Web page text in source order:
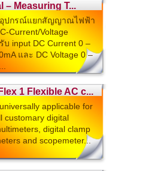
– Measuring T...
ปกรณ์แยกสัญญาณไฟฟ้า
Current/Voltage
บ input DC Current 0 –
และ DC Voltage 0 –
1 Flexible AC c...
applicable for
customary digital
digital clamp
and scopemeter...